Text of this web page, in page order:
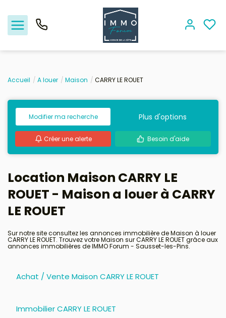
Vendre
Biens vendus
Location - Gestion
Nos agences
Avis clients
Accueil A louer Maison CARRY LE ROUET
Modifier ma recherche Plus d'options
Créer une alerte Besoin d'aide
Location Maison CARRY LE
ROUET - Maison a louer à CARRY
LE ROUET
Sur notre site consultez les annonces immobilière de Maison à louer
CARRY LE ROUET. Trouvez votre Maison sur CARRY LE ROUET grâce aux
annonces immobilières de IMMO Forum - Sausset-les-Pins.
Achat / Vente Maison CARRY LE ROUET
Immobilier CARRY LE ROUET